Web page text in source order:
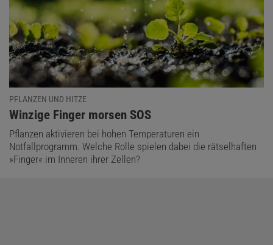
PFLANZEN UND HITZE
:
Winzige Finger morsen SOS
Pflanzen aktivieren bei hohen Temperaturen ein
Notfallprogramm. Welche Rolle spielen dabei die rätselhaften
»Finger« im Inneren ihrer Zellen?